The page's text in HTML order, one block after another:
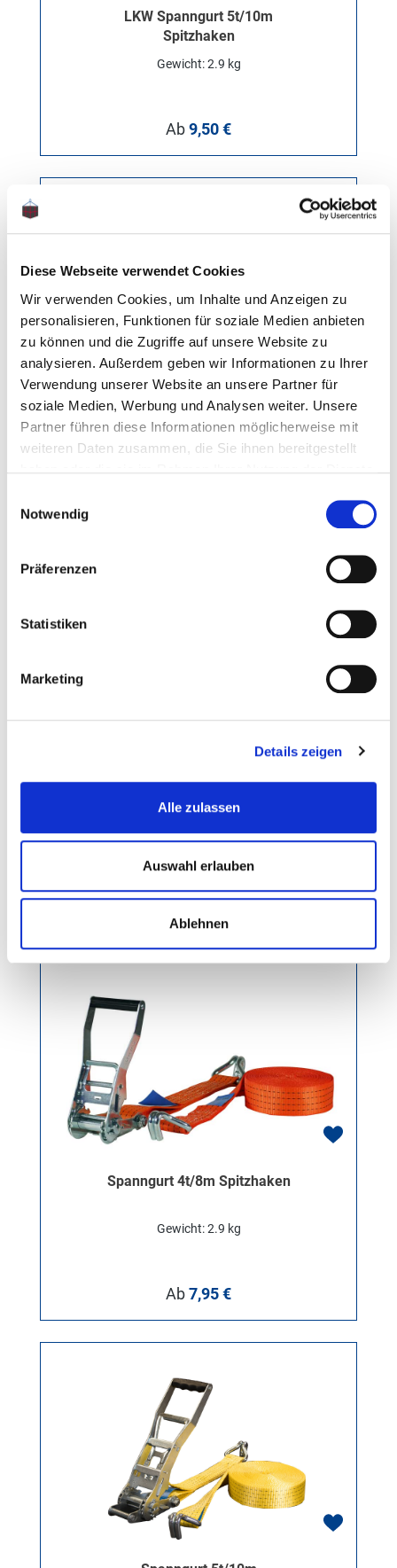
Diese Webseite verwendet Cookies
Wir verwenden Cookies, um Inhalte und Anzeigen zu
personalisieren, Funktionen für soziale Medien anbieten
zu können und die Zugriffe auf unsere Website zu
analysieren. Außerdem geben wir Informationen zu Ihrer
Verwendung unserer Website an unsere Partner für
soziale Medien, Werbung und Analysen weiter. Unsere
Partner führen diese Informationen möglicherweise mit
weiteren Daten zusammen, die Sie ihnen bereitgestellt
Notwendig
Präferenzen
Statistiken
Marketing
Details zeigen
Alle zulassen
Auswahl erlauben
Ablehnen
LKW Spanngurt 5t/10m
Spitzhaken
Gewicht: 2.9 kg
Regulärer Preis:
Ab9,50 €
Spanngurt 4t/10m Spitzhaken
Gewicht: 2.9 kg
Gewicht: 2.8 kg
Regulärer Preis:
Ab7,40 €
Spanngurt 4t/8m Spitzhaken
Gewicht: 2.9 kg
Regulärer Preis:
Ab7,95 €